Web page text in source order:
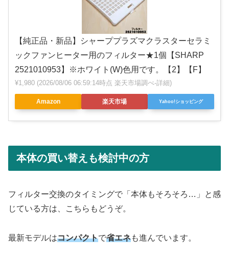
【純正品・新品】シャーププラズマクラスターセラミ
ックファンヒーター用のフィルター★1個【SHARP
2521010953】※ホワイト(W)色用です。【2】【F】
¥1,980 (2026/08/06 06:59:14時点 楽天市場調べ-詳細)
Amazon 楽天市場 Yahoo!ショッピング
本体の買い替えも検討中の方
フィルター交換のタイミングで「本体もそろそろ…」と感
じている方は、こちらもどうぞ。
最新モデルはコンパクトで省エネも進んでいます。